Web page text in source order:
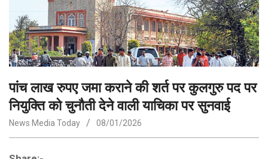
पांच लाख रुपए जमा कराने की शर्त पर कुलगुरु पद पर
नियुक्ति को चुनौती देने वाली याचिका पर सुनवाई
News Media Today 08/01/2026